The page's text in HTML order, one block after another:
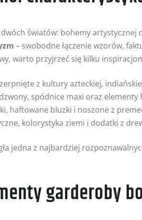
światów: bohemy
– swobodne łączenie wzorów,
warto przyjrzeć się kilku
z kultury azteckiej,
spódnice maxi oraz elementy
haftowane bluzki i noszone z
kolorystyka ziemi i dodatki z
jedna z najbardziej
garderoby